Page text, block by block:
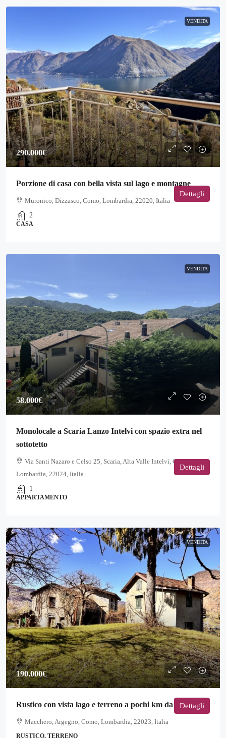
VENDITA
290.000€
Porzione di casa con bella vista sul lago e montagne
Muronico, Dizzasco, Como, Lombardia, 22020, Italia
2
CASA
Dettagli
VENDITA
58.000€
Monolocale a Scaria Lanzo Intelvi con spazio extra nel
sottotetto
Via Santi Nazaro e Celso 25, Scaria, Alta Valle Intelvi, Como,
Lombardia, 22024, Italia
1
APPARTAMENTO
Dettagli
VENDITA
190.000€
Rustico con vista lago e terreno a pochi km da Argegno
Macchero, Argegno, Como, Lombardia, 22023, Italia
RUSTICO, TERRENO
Dettagli